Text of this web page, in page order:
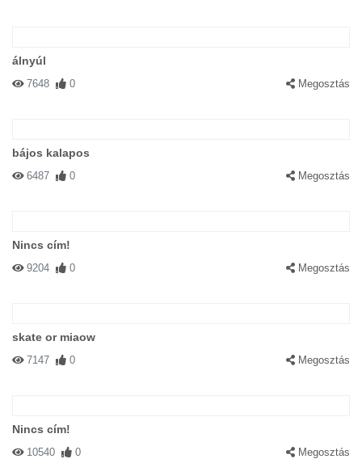
álnyúl
7648 0 Megosztás
bájos kalapos
6487 0 Megosztás
Nincs cím!
9204 0 Megosztás
skate or miaow
7147 0 Megosztás
Nincs cím!
10540 0 Megosztás